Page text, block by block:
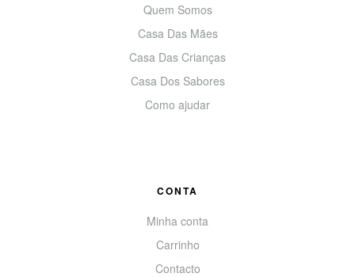
Quem Somos
Casa Das Mães
Casa Das Crianças
Casa Dos Sabores
Como ajudar
CONTA
Minha conta
Carrinho
Contacto